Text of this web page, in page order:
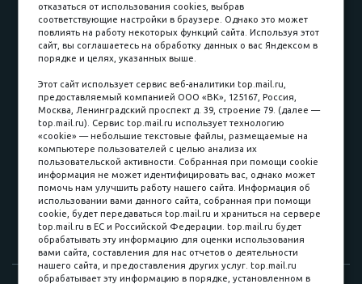
Наличные
пл. Соляная, 6, стр. 16
8 (3822) 60-70-30
8 (3822) 50-39-09
8 (3822) 22-77-68
8 (3822) 50-48-50
8 (3822) 65-42-10
отказаться от использования cookies, выбрав
соответствующие настройки в браузере. Однако это может
повлиять на работу некоторых функций сайта. Используя этот
сайт, вы соглашаетесь на обработку данных о вас Яндексом в
порядке и целях, указанных выше.
Этот сайт использует сервис веб-аналитики top.mail.ru,
предоставляемый компанией ООО «ВК», 125167, Россия,
Москва, Ленинградский проспект д. 39, строение 79. (далее —
top.mail.ru). Сервис top.mail.ru использует технологию
«cookie» — небольшие текстовые файлы, размещаемые на
компьютере пользователей с целью анализа их
пользовательской активности. Собранная при помощи cookie
информация не может идентифицировать вас, однако может
помочь нам улучшить работу нашего сайта. Информация об
использовании вами данного сайта, собранная при помощи
cookie, будет передаваться top.mail.ru и храниться на сервере
top.mail.ru в ЕС и Российской Федерации. top.mail.ru будет
обрабатывать эту информацию для оценки использования
вами сайта, составления для нас отчетов о деятельности
нашего сайта, и предоставления других услуг. top.mail.ru
обрабатывает эту информацию в порядке, установленном в